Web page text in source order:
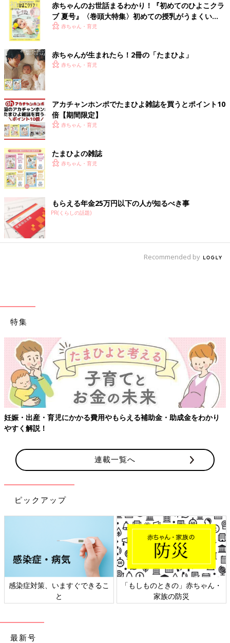
赤ちゃんのお世話まるわかり！『初めてのひよこクラ
ブ 夏号』〈巻頭大特集〉初めての授乳がうまくい
く！ おっぱい・ミルクの基本と夏のトラブル 解決テ
赤ちゃん・育児
赤ちゃんが生まれたら！2冊の「たまひよ」
赤ちゃん・育児
アカチャンホンポでたまひよ雑誌を買うとポイント10
倍【期間限定】
赤ちゃん・育児
たまひよの雑誌
赤ちゃん・育児
もらえる年金25万円以下の人が知るべき事
PR(くらしの話題)
Recommended by
特集
妊娠・出産・育児にかかる費用やもらえる補助金・助成金をわかり
やすく解説！
連載一覧へ
ピックアップ
感染症対策、いますぐできるこ
と
「もしものときの」赤ちゃん・
家族の防災
最新号